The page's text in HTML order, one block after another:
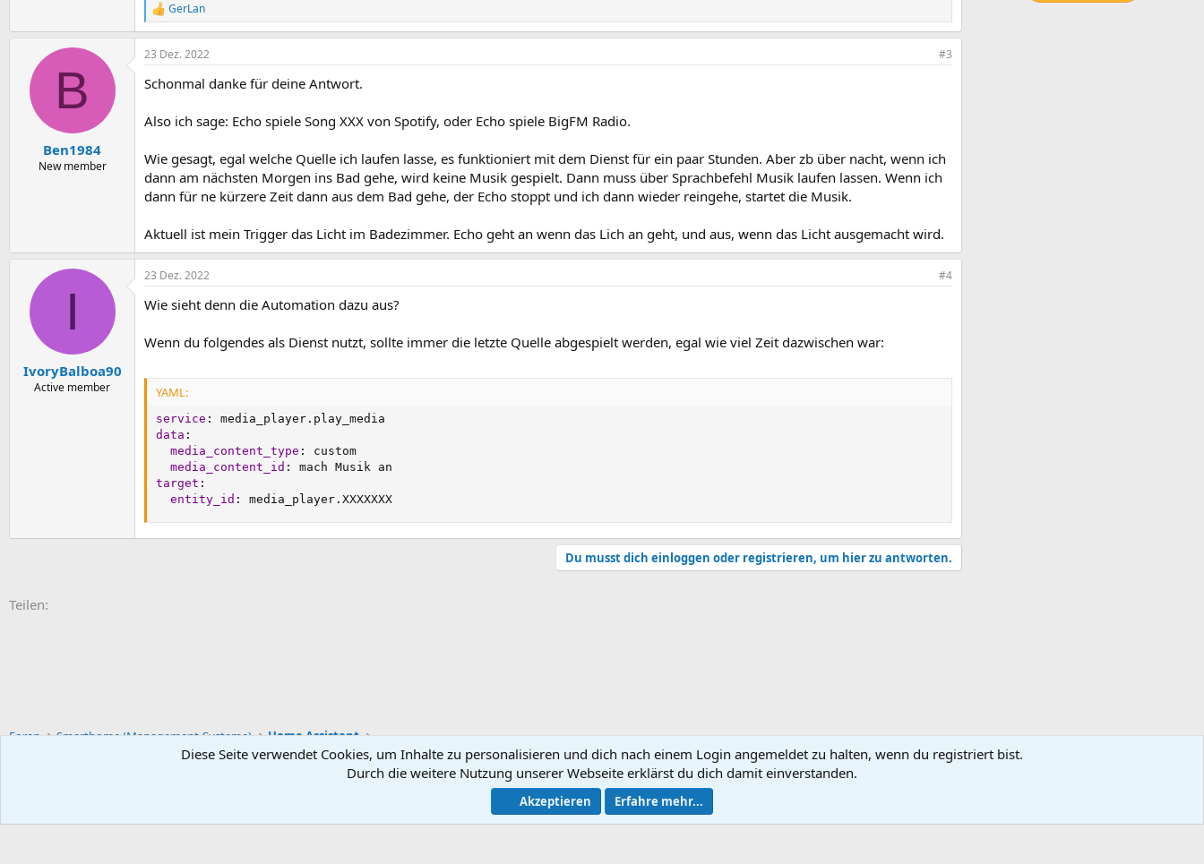
R
e
a
k
i
n
e
:
GerLan
B
Ben1984
New member
23 Dez. 2022 #3
Schonmal danke für deine Antwort.
Also ich sage: Echo spiele Song XXX von Spotify, oder Echo spiele BigFM Radio.
Wie gesagt, egal welche Quelle ich laufen lasse, es funktioniert mit dem Dienst für ein paar Stunden. Aber zb über nacht, wenn ich
dann am nächsten Morgen ins Bad gehe, wird keine Musik gespielt. Dann muss über Sprachbefehl Musik laufen lassen. Wenn ich
dann für ne kürzere Zeit dann aus dem Bad gehe, der Echo stoppt und ich dann wieder reingehe, startet die Musik.
Aktuell ist mein Trigger das Licht im Badezimmer. Echo geht an wenn das Lich an geht, und aus, wenn das Licht ausgemacht wird.
I
IvoryBalboa90
Active member
23 Dez. 2022 #4
Wie sieht denn die Automation dazu aus?
Wenn du folgendes als Dienst nutzt, sollte immer die letzte Quelle abgespielt werden, egal wie viel Zeit dazwischen war:
YAML:
service :
data :
media_content_type :
custom
media_content_id :
target :
entity_id : media_player.XXXXXXX
Du musst dich einloggen oder registrieren, um hier zu antworten.
Teilen:
Foren Smarthome (Management-Systeme) Home Assistant
Nutzungsbedingungen
Community platform by XenForo ® © 2010-2026 XenForo Ltd.
Diese Seite verwendet Cookies, um Inhalte zu personalisieren und dich nach einem Login angemeldet zu halten, wenn du registriert bist.
Durch die weitere Nutzung unserer Webseite erklärst du dich damit einverstanden.
Akzeptieren Erfahre mehr...